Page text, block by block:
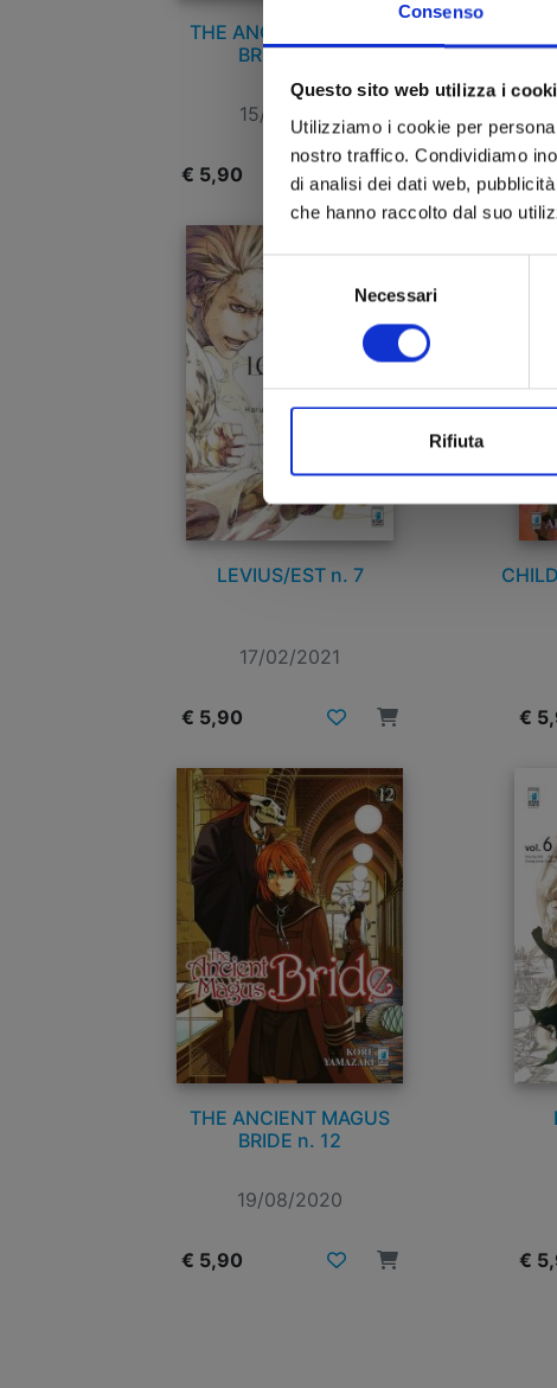
Consenso
Questo sito web utilizza i
Utilizziamo i cookie per
nostro traffico. Condividiamo
di analisi dei dati web,
che hanno raccolto dal suo
Selezione
Necessari
Rifiuta
THE ANCIENT MAGUS
BRIDE n. 14
15/09/2021
€ 5,90 €
LEVIUS/EST n. 7
17/02/2021
€ 5,90 €
THE ANCIENT MAGUS
BRIDE n. 12
19/08/2020
€ 5,90 €